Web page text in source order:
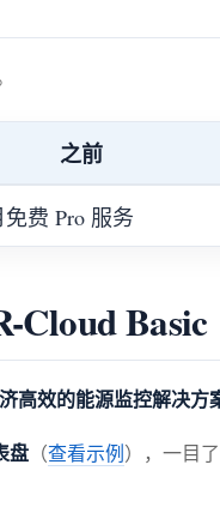
之前
费 Pro 服务
Basic
高效的能源监控解决方
盘 （查看示例），一目